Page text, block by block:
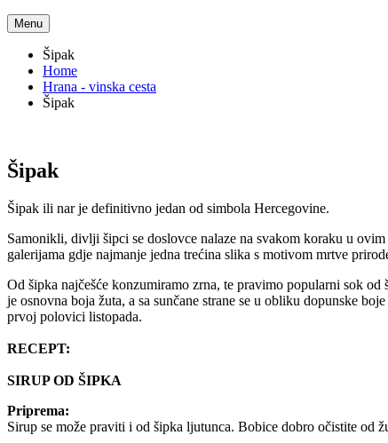
Menu
Šipak
Home
Hrana - vinska cesta
Šipak
Šipak
Šipak ili nar je definitivno jedan od simbola Hercegovine.
Samonikli, divlji šipci se doslovce nalaze na svakom koraku u
galerijama gdje najmanje jedna trećina slika s motivom mrtve
Od šipka najčešće konzumiramo zrna, te pravimo popularni sok
je osnovna boja žuta, a sa sunčane strane se u obliku dopunske
prvoj polovici listopada.
RECEPT:
SIRUP OD ŠIPKA
Priprema:
Sirup se može praviti i od šipka ljutunca. Bobice dobro očistite od